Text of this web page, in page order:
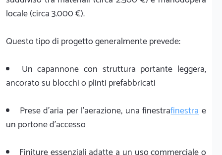
locale (circa 3.000 €).
Questo tipo di progetto generalmente prevede:
Un capannone con struttura portante leggera,
ancorato su blocchi o plinti prefabbricati
Prese d'aria per l'aerazione, una finestrafinestrae
un portone d'accesso